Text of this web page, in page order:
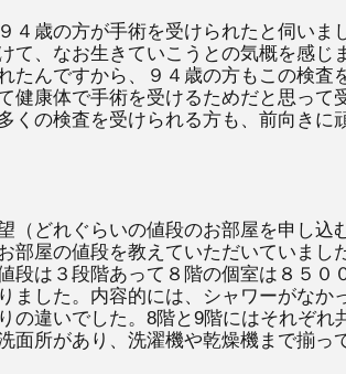
４歳の方が手術を受けられたと伺いま
て、なお生きていこうとの気概を感じ
たんですから、９４歳の方もこの検査
健康体で手術を受けるためだと思って
くの検査を受けられる方も、前向きに
（どれぐらいの値段のお部屋を申し込
部屋の値段を教えていただいていまし
段は３段階あって８階の個室は８５０
ました。内容的には、シャワーがなか
の違いでした。8階と9階にはそれぞれ
面所があり、洗濯機や乾燥機まで揃っ